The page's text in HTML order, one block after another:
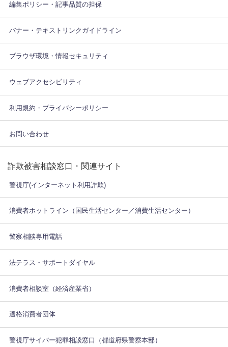
編集ポリシー・記事品質の担保
バナー・テキストリンクガイドライン
ブラウザ環境・情報セキュリティ
ウェブアクセシビリティ
利用規約・プライバシーポリシー
お問い合わせ
詐欺被害相談窓口・関連サイト
警視庁(インターネット利用詐欺)
消費者ホットライン（国民生活センター／消費生活センター）
警察相談専用電話
法テラス・サポートダイヤル
消費者相談室（経済産業省）
適格消費者団体
警視庁サイバー犯罪相談窓口（都道府県警察本部）